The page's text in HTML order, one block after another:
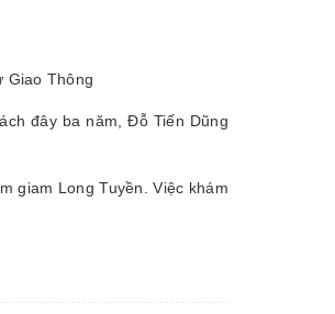
Giao Thông
đây ba năm, Đỗ Tiến Dũng
giam Long Tuyền. Việc khám